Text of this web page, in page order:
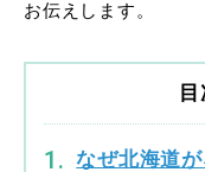
お伝えします。
なぜ北海道